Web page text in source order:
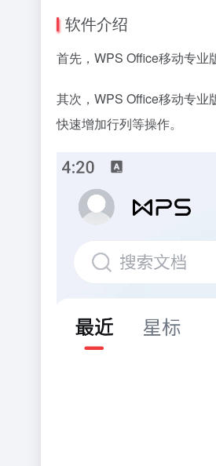
软件介绍
首先，WPS Office移动专业
其次，WPS Office移动专业
快速增加行列等操作。